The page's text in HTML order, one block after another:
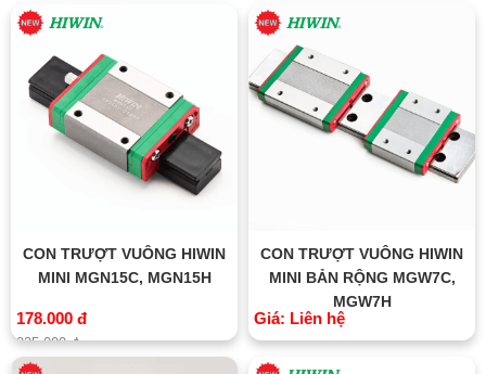
CON TRƯỢT VUÔNG HIWIN
MINI MGN15C, MGN15H
178.000 đ
235.000 đ
CON TRƯỢT VUÔNG HIWIN
MINI BẢN RỘNG MGW7C,
MGW7H
Giá: Liên hệ